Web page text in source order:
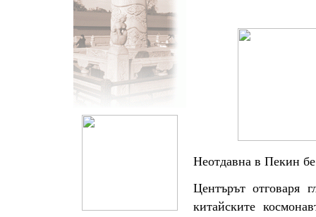
Неотдавна в Пекин
Центърът отговаря
китайските